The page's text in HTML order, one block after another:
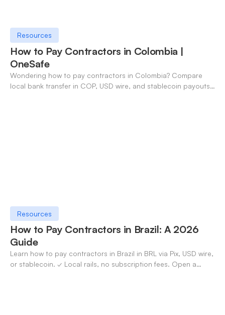
Resources
How to Pay Contractors in Colombia |
OneSafe
Wondering how to pay contractors in Colombia? Compare
local bank transfer in COP, USD wire, and stablecoin payouts.
Resources
How to Pay Contractors in Brazil: A 2026
Guide
Learn how to pay contractors in Brazil in BRL via Pix, USD wire,
or stablecoin. ✓ Local rails, no subscription fees. Open a